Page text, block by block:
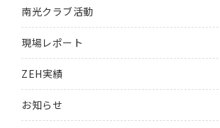
南光クラブ活動
現場レポート
ZEH実績
お知らせ